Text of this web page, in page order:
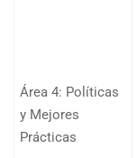
Área 4: Políticas
y Mejores
Prácticas